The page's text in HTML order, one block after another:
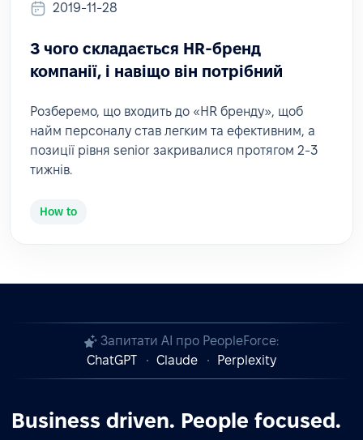
2019-11-28
З чого складається HR-бренд
компанії, і навіщо він потрібний
Розберемо, що входить до «HR бренду», щоб
найм персоналу став легким та ефективним, а
позиції рівня senior закривалися протягом 2-3
тижнів.
How to
Запитати AI про PeopleForce:
ChatGPT
Claude Perplexity
Business driven. People focused.